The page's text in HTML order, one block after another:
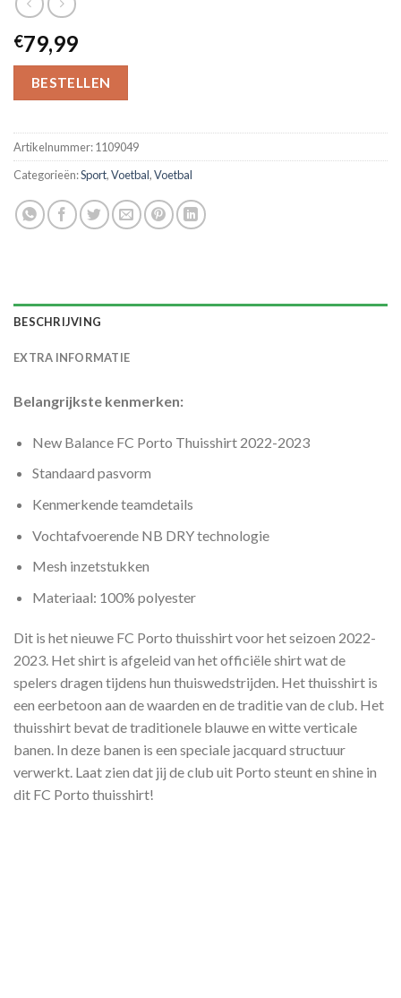
€79,99
BESTELLEN
Artikelnummer:1109049
Categorieën:Sport,Voetbal,Voetbal
BESCHRIJVING
EXTRA INFORMATIE
Belangrijkste kenmerken:
New Balance FC Porto Thuisshirt 2022-2023
Standaard pasvorm
Kenmerkende teamdetails
Vochtafvoerende NB DRY technologie
Mesh inzetstukken
Materiaal: 100% polyester
Dit is het nieuwe FC Porto thuisshirt voor het seizoen 2022-
2023. Het shirt is afgeleid van het officiële shirt wat de
spelers dragen tijdens hun thuiswedstrijden. Het thuisshirt is
een eerbetoon aan de waarden en de traditie van de club. Het
thuisshirt bevat de traditionele blauwe en witte verticale
banen. In deze banen is een speciale jacquard structuur
verwerkt. Laat zien dat jij de club uit Porto steunt en shine in
dit FC Porto thuisshirt!